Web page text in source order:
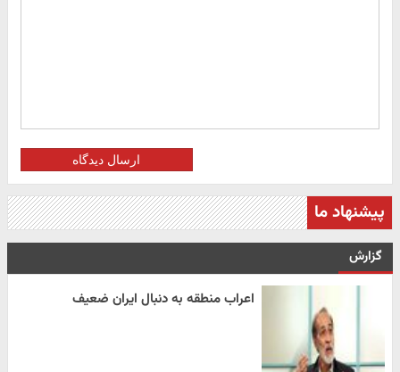
ارسال دیدگاه
پیشنهاد ما
گزارش
اعراب منطقه به دنبال ایران ضعیف